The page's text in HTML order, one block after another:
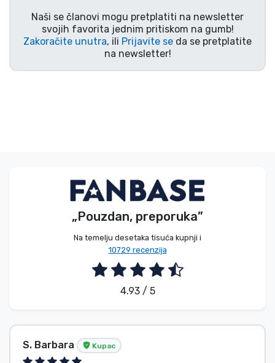
Naši se članovi mogu pretplatiti na newsletter
svojih favorita jednim pritiskom na gumb!
Zakoračite unutra, ili Prijavite se da se pretplatite
na newsletter!
„Pouzdan, preporuka”
Na temelju desetaka tisuća kupnji i
10729 recenzija
4.93 / 5
S. Barbara Kupac
Anime proizvodi
Gamer proizvodi